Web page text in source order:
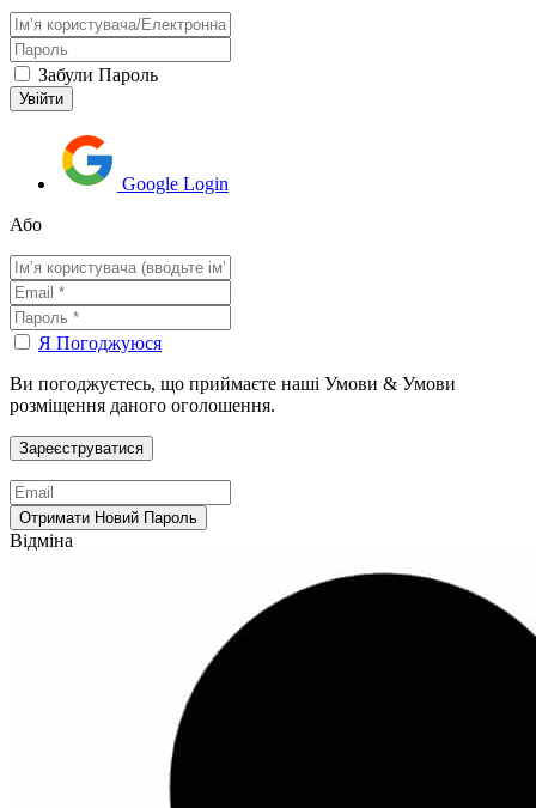
Забули Пароль
Google Login
Або
Я Погоджуюся
Ви погоджуєтесь, що приймаєте наші Умови & Умови
розміщення даного оголошення.
Відміна